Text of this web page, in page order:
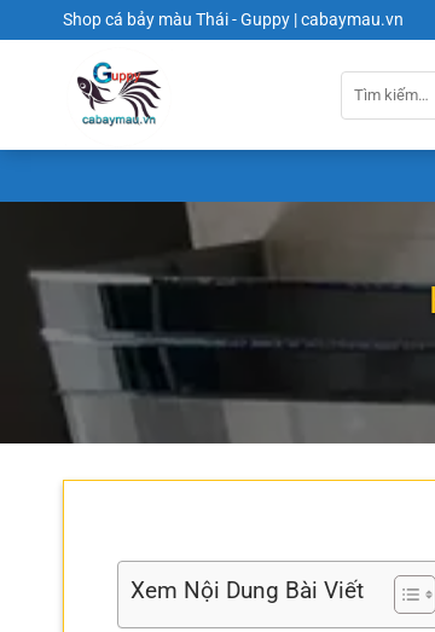
đến
Shop cá bảy màu Thái - Guppy | cabaymau.vn
Xem Nội Dung Bài Viết